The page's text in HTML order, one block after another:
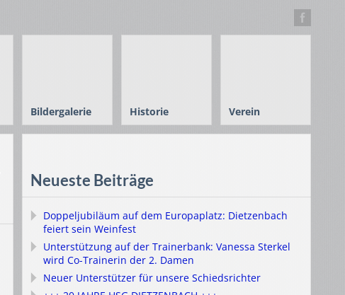
Bildergalerie Historie Verein
Neueste Beiträge
Doppeljubiläum auf dem Europaplatz: Dietzenbach
feiert sein Weinfest
Unterstützung auf der Trainerbank: Vanessa Sterkel
wird Co-Trainerin der 2. Damen
Neuer Unterstützer für unsere Schiedsrichter